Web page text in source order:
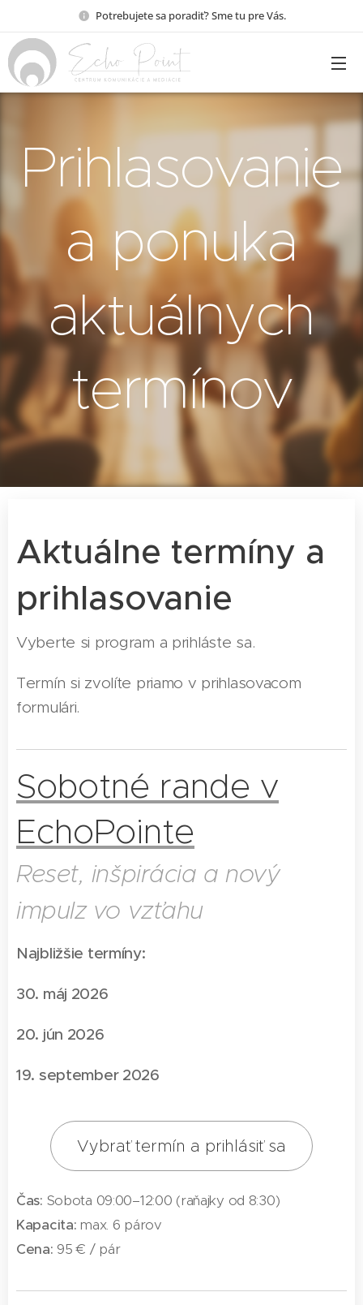
Potrebujete sa poradiť? Sme tu pre Vás.
Prihlasovanie
a ponuka
aktuálnych
termínov
Aktuálne termíny a
prihlasovanie
Vyberte si program a prihláste sa.
Termín si zvolíte priamo v prihlasovacom
formulári.
Sobotné rande v
EchoPointe
Reset, inšpirácia a nový
impulz vo vzťahu
Najbližšie termíny:
30. máj 2026
20. jún 2026
19. september 2026
Vybrať termín a prihlásiť sa
Čas: Sobota 09:00–12:00 (raňajky od 8:30)
Kapacita: max. 6 párov
Cena: 95 € / pár